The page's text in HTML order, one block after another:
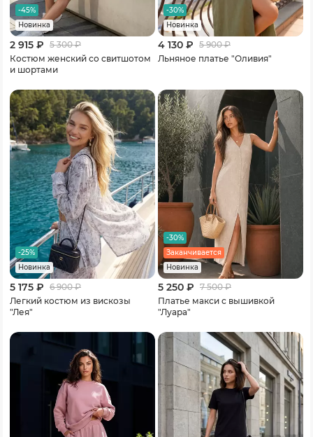
-45%
Новинка
2 915 ₽ 5 300₽
Костюм женский со свитшотом
и шортами
-30%
Новинка
4 130 ₽ 5 900₽
Льняное платье "Оливия"
-25%
Новинка
5 175 ₽ 6 900₽
Легкий костюм из вискозы
"Лея"
-30%
Заканчивается
Новинка
5 250 ₽ 7 500₽
Платье макси с вышивкой
"Луара"